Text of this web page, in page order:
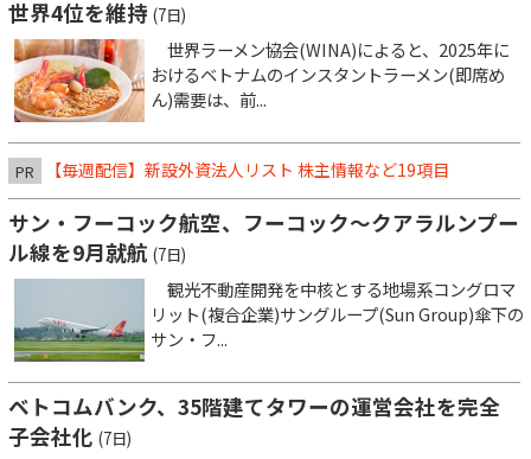
世界4位を維持 (7日)
世界ラーメン協会(WINA)によると、2025年に
おけるベトナムのインスタントラーメン(即席め
ん)需要は、前...
PR 【毎週配信】新設外資法人リスト 株主情報など19項目
サン・フーコック航空、フーコック～クアラルンプー
ル線を9月就航 (7日)
観光不動産開発を中核とする地場系コングロマ
リット(複合企業)サングループ(Sun Group)傘下の
サン・フ...
ベトコムバンク、35階建てタワーの運営会社を完全
子会社化 (7日)